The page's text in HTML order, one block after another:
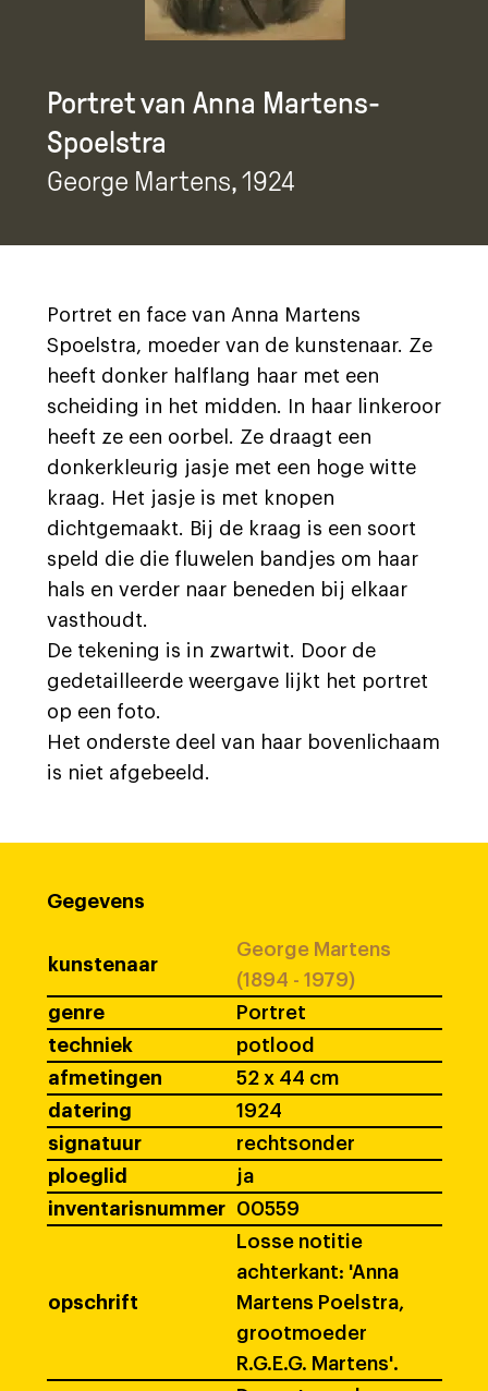
Portret van Anna Martens-
Spoelstra
George Martens, 1924
Portret en face van Anna Martens
Spoelstra, moeder van de kunstenaar. Ze
heeft donker halflang haar met een
scheiding in het midden. In haar linkeroor
heeft ze een oorbel. Ze draagt een
donkerkleurig jasje met een hoge witte
kraag. Het jasje is met knopen
dichtgemaakt. Bij de kraag is een soort
speld die die fluwelen bandjes om haar
hals en verder naar beneden bij elkaar
vasthoudt.
De tekening is in zwartwit. Door de
gedetailleerde weergave lijkt het portret
op een foto.
Het onderste deel van haar bovenlichaam
is niet afgebeeld.
Gegevens
kunstenaar
George Martens
(1894 - 1979)
genre
Portret
techniek
potlood
afmetingen
52 x 44 cm
datering
1924
signatuur
rechtsonder
ploeglid
ja
inventarisnummer
00559
opschrift
Losse notitie
achterkant: 'Anna
Martens Poelstra,
grootmoeder
R.G.E.G. Martens'.